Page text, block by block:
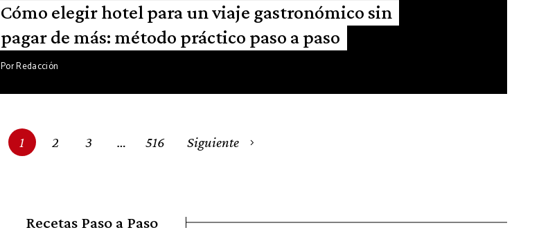
Cómo elegir hotel para un viaje gastronómico sin
pagar de más: método práctico paso a paso
PorRedacción
1 2 3 … 516 Siguiente
Recetas Paso a Paso